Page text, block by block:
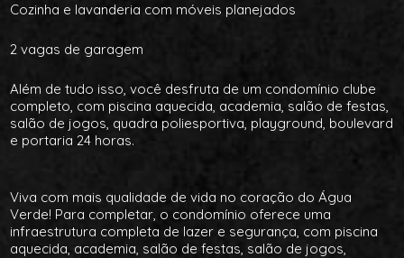
Cozinha e lavanderia com móveis planejados
2 vagas de garagem
Além de tudo isso, você desfruta de um condomínio clube
completo, com piscina aquecida, academia, salão de festas,
salão de jogos, quadra poliesportiva, playground, boulevard
e portaria 24 horas.
Viva com mais qualidade de vida no coração do Água
Verde! Para completar, o condomínio oferece uma
infraestrutura completa de lazer e segurança, com piscina
aquecida, academia, salão de festas, salão de jogos,